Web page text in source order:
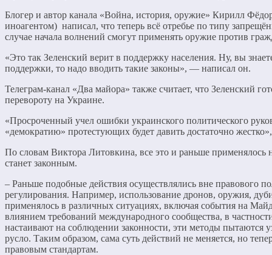
Блогер и автор канала «Война, история, оружие» Кирилл
иноагентом) написал, что теперь всё отребье по типу
случае начала волнений смогут применять оружие против
«Это так Зеленский верит в поддержку населения. Ну, вы
поддержки, то надо вводить такие законы», — написал он.
Телеграм-канал «Два майора» также считает, что Зеленский
перевороту на Украине.
«Просроченный учел ошибки украинского политического
«демократию» протестующих будет давить достаточно
По словам Виктора Литовкина, все это и раньше применялось
станет законным.
– Раньше подобные действия осуществлялись вне правового
регулирования. Например, использование дронов, оружия,
применялось в различных ситуациях, включая события на
влиянием требований международного сообщества, в
настаивают на соблюдении законности, эти методы пытаются
русло. Таким образом, сама суть действий не меняется, но
правовым стандартам.